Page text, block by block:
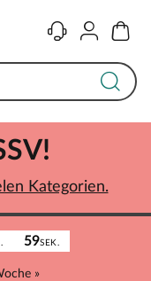
KontaktKonto
59SEK.
»
Kategorien.